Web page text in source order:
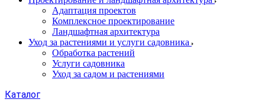
Адаптация проектов
Комплексное проектирование
Ландшафтная архитектура
Уход за растениями и услуги садовника
Обработка растений
Услуги садовника
Уход за садом и растениями
Каталог